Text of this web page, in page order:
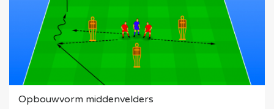
Opbouwvorm middenvelders